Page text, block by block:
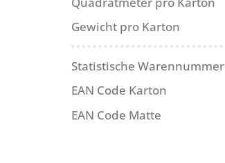
Gewicht pro Karton
Statistische Warennummer
EAN Code Karton
EAN Code Matte